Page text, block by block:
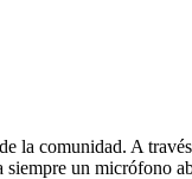
comunidad. A
siempre un micrófono